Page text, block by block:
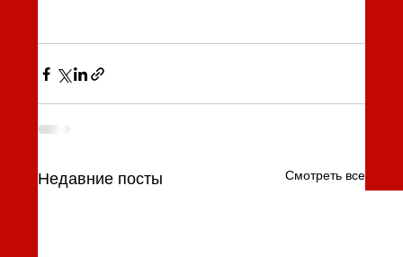
Недавние посты Смотреть все